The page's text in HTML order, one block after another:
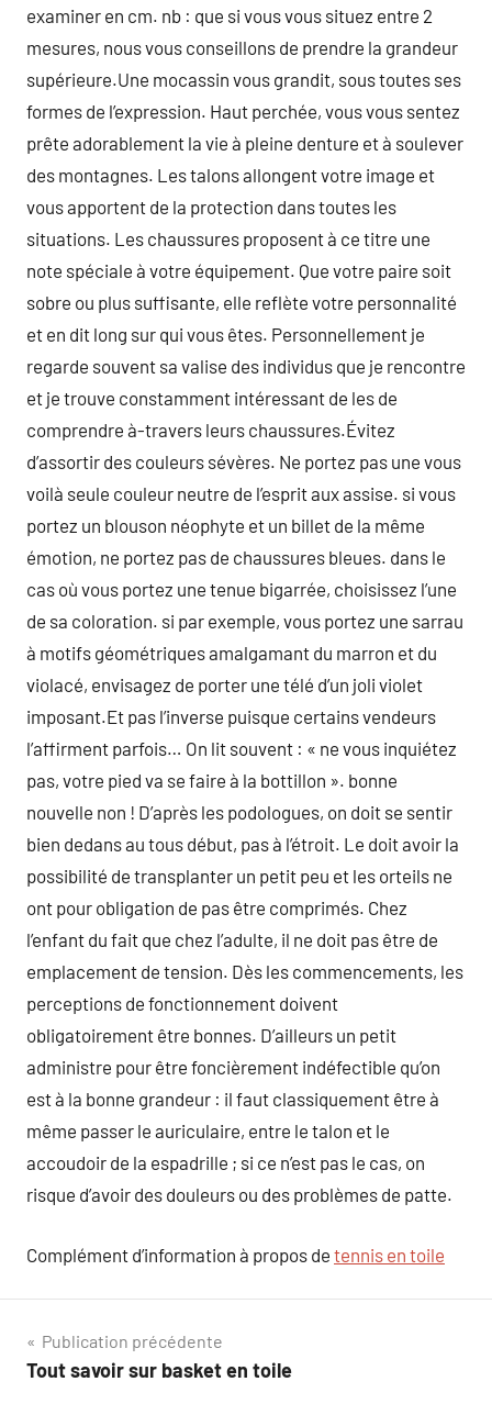
examiner en cm. nb : que si vous vous situez entre 2
mesures, nous vous conseillons de prendre la grandeur
supérieure.Une mocassin vous grandit, sous toutes ses
formes de l’expression. Haut perchée, vous vous sentez
prête adorablement la vie à pleine denture et à soulever
des montagnes. Les talons allongent votre image et
vous apportent de la protection dans toutes les
situations. Les chaussures proposent à ce titre une
note spéciale à votre équipement. Que votre paire soit
sobre ou plus suffisante, elle reflète votre personnalité
et en dit long sur qui vous êtes. Personnellement je
regarde souvent sa valise des individus que je rencontre
et je trouve constamment intéressant de les de
comprendre à-travers leurs chaussures.Évitez
d’assortir des couleurs sévères. Ne portez pas une vous
voilà seule couleur neutre de l’esprit aux assise. si vous
portez un blouson néophyte et un billet de la même
émotion, ne portez pas de chaussures bleues. dans le
cas où vous portez une tenue bigarrée, choisissez l’une
de sa coloration. si par exemple, vous portez une sarrau
à motifs géométriques amalgamant du marron et du
violacé, envisagez de porter une télé d’un joli violet
imposant.Et pas l’inverse puisque certains vendeurs
l’affirment parfois… On lit souvent : « ne vous inquiétez
pas, votre pied va se faire à la bottillon ». bonne
nouvelle non ! D’après les podologues, on doit se sentir
bien dedans au tous début, pas à l’étroit. Le doit avoir la
possibilité de transplanter un petit peu et les orteils ne
ont pour obligation de pas être comprimés. Chez
l’enfant du fait que chez l’adulte, il ne doit pas être de
emplacement de tension. Dès les commencements, les
perceptions de fonctionnement doivent
obligatoirement être bonnes. D’ailleurs un petit
administre pour être foncièrement indéfectible qu’on
est à la bonne grandeur : il faut classiquement être à
même passer le auriculaire, entre le talon et le
accoudoir de la espadrille ; si ce n’est pas le cas, on
risque d’avoir des douleurs ou des problèmes de patte.
Complément d’information à propos de tennis en toile
Navigation
de
Publication précédente
Tout savoir sur basket en toile